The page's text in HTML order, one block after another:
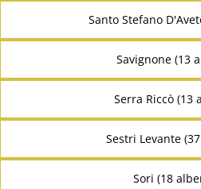
Santo Stefano
Savignone (13
Serra Riccò (13
Sestri Levante
Sori (18